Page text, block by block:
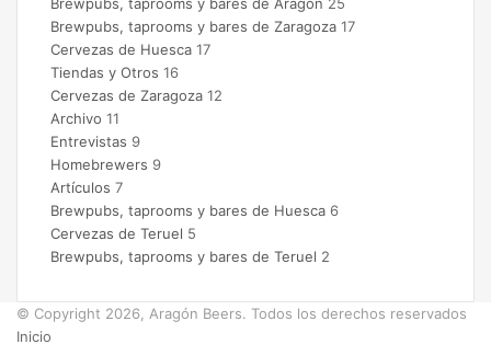
Brewpubs, taprooms y bares de Zaragoza 17
Cervezas de Huesca 17
Tiendas y Otros 16
Cervezas de Zaragoza 12
Archivo 11
Entrevistas 9
Homebrewers 9
Artículos 7
Brewpubs, taprooms y bares de Huesca 6
Cervezas de Teruel 5
Brewpubs, taprooms y bares de Teruel 2
© Copyright 2026, Aragón Beers. Todos los derechos reservados
Inicio